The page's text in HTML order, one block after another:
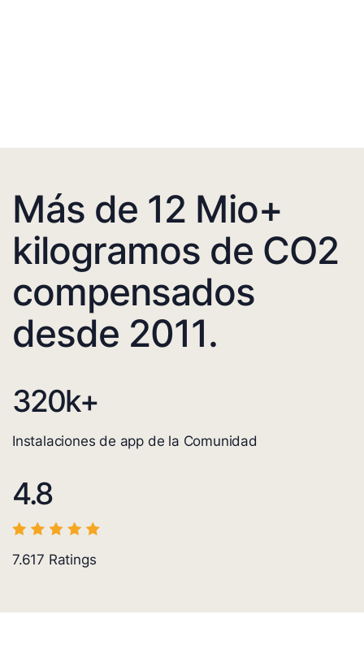
Más de 12 Mio+
kilogramos de CO2
compensados
desde 2011.
320k+
Instalaciones de app de la Comunidad
4.8
7.617 Ratings